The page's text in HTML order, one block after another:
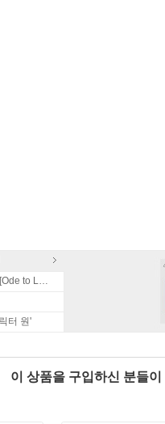
엔시티 위시 (NCT WISH) [Ode to Love]
터 원'
이 상품을 구입하신 분들이